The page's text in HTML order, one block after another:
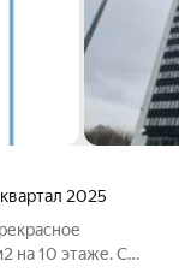
2025
на 10 этаже. С